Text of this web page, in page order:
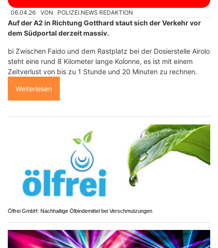
06.04.26 VON POLIZEI.NEWS REDAKTION
Auf der A2 in Richtung Gotthard staut sich der Verkehr vor
dem Südportal derzeit massiv.
bi Zwischen Faido und dem Rastplatz bei der Dosierstelle Airolo
steht eine rund 8 Kilometer lange Kolonne, es ist mit einem
Zeitverlust von bis zu 1 Stunde und 20 Minuten zu rechnen.
Weiterlesen
Ölfrei GmbH: Nachhaltige Ölbindemittel bei Verschmutzungen